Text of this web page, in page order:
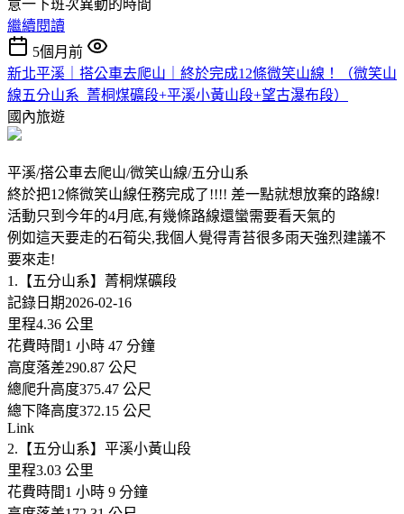
意一下班次異動的時間
繼續閱讀
5個月前
新北平溪｜搭公車去爬山｜終於完成12條微笑山線！（微笑山
線五分山系_菁桐煤礦段+平溪小黃山段+望古瀑布段）
國內旅遊
平溪/搭公車去爬山/微笑山線/五分山系
終於把12條微笑山線任務完成了!!!! 差一點就想放棄的路線!
活動只到今年的4月底,有幾條路線還蠻需要看天氣的
例如這天要走的石筍尖,我個人覺得青苔很多雨天強烈建議不
要來走!
1.【五分山系】菁桐煤礦段
記錄日期2026-02-16
里程4.36 公里
花費時間1 小時 47 分鐘
高度落差290.87 公尺
總爬升高度375.47 公尺
總下降高度372.15 公尺
Link
2.【五分山系】平溪小黃山段
里程3.03 公里
花費時間1 小時 9 分鐘